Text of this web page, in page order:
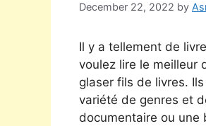
December 22, 2022 by
Il y a tellement de
voulez lire le meilleur
glaser fils de livres.
variété de genres et
documentaire ou une